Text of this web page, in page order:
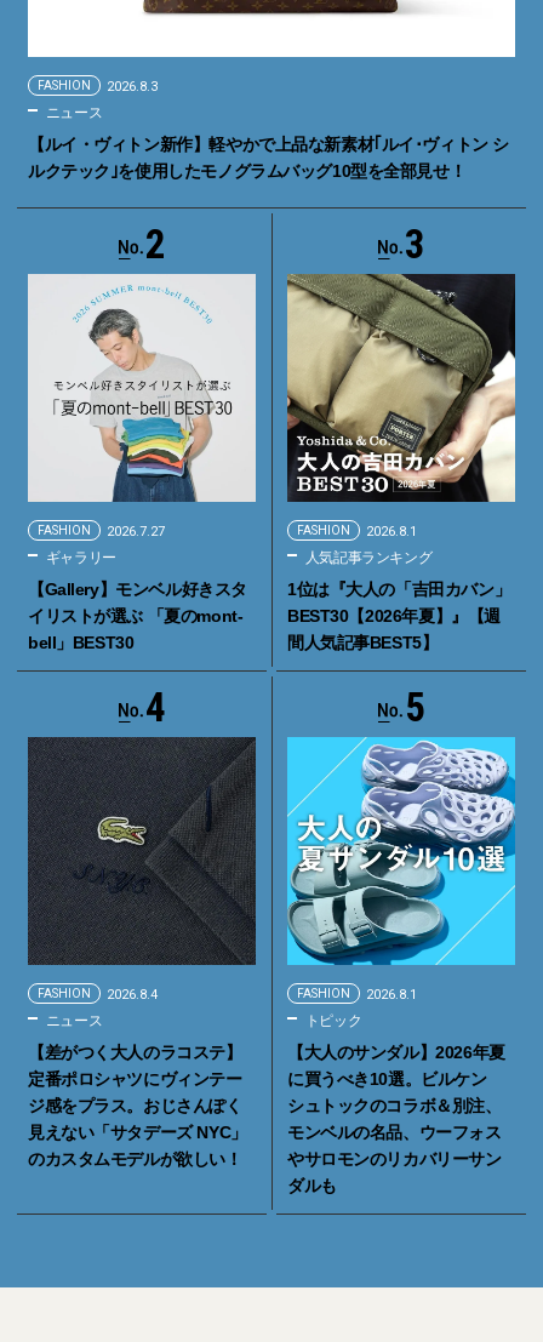
FASHION 2026.8.3
ニュース
【ルイ・ヴィトン新作】軽やかで上品な新素材｢ルイ･ヴィトン シ
ルクテック｣を使用したモノグラムバッグ10型を全部見せ！
2
FASHION 2026.7.27
ギャラリー
【Gallery】モンベル好きスタ
イリストが選ぶ 「夏のmont-
bell」BEST30
3
FASHION 2026.8.1
人気記事ランキング
1位は『大人の「吉田カバン」
BEST30【2026年夏】』【週
間人気記事BEST5】
4
FASHION 2026.8.4
ニュース
【差がつく大人のラコステ】
定番ポロシャツにヴィンテー
ジ感をプラス。おじさんぽく
見えない「サタデーズ NYC」
のカスタムモデルが欲しい！
5
FASHION 2026.8.1
トピック
【大人のサンダル】2026年夏
に買うべき10選。ビルケン
シュトックのコラボ＆別注、
モンベルの名品、ウーフォス
やサロモンのリカバリーサン
ダルも